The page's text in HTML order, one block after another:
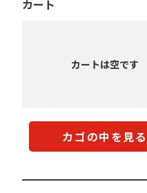
カート
カートは空です
カゴの中を見る